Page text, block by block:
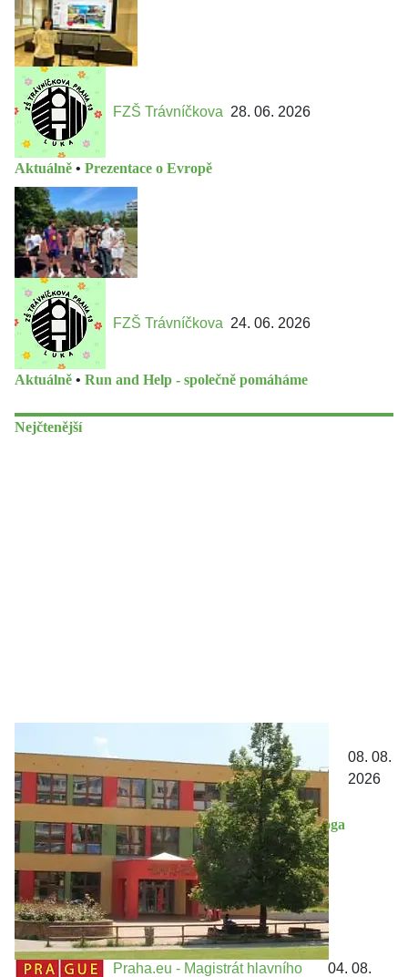
FZŠ Trávníčkova 28. 06. 2026
Aktuálně • Prezentace o Evropě
FZŠ Trávníčkova 24. 06. 2026
Aktuálně • Run and Help - společně pomáháme
Nejčtenější
Fakultní základní škola profesora
Otokara Chlupa Pedagogické
fakulty UK
08. 08.
2026
Vzdělávání • FZŠ Chlupova hledá asistenty pedagoga
Praha.eu - Magistrát hlavního
04. 08.